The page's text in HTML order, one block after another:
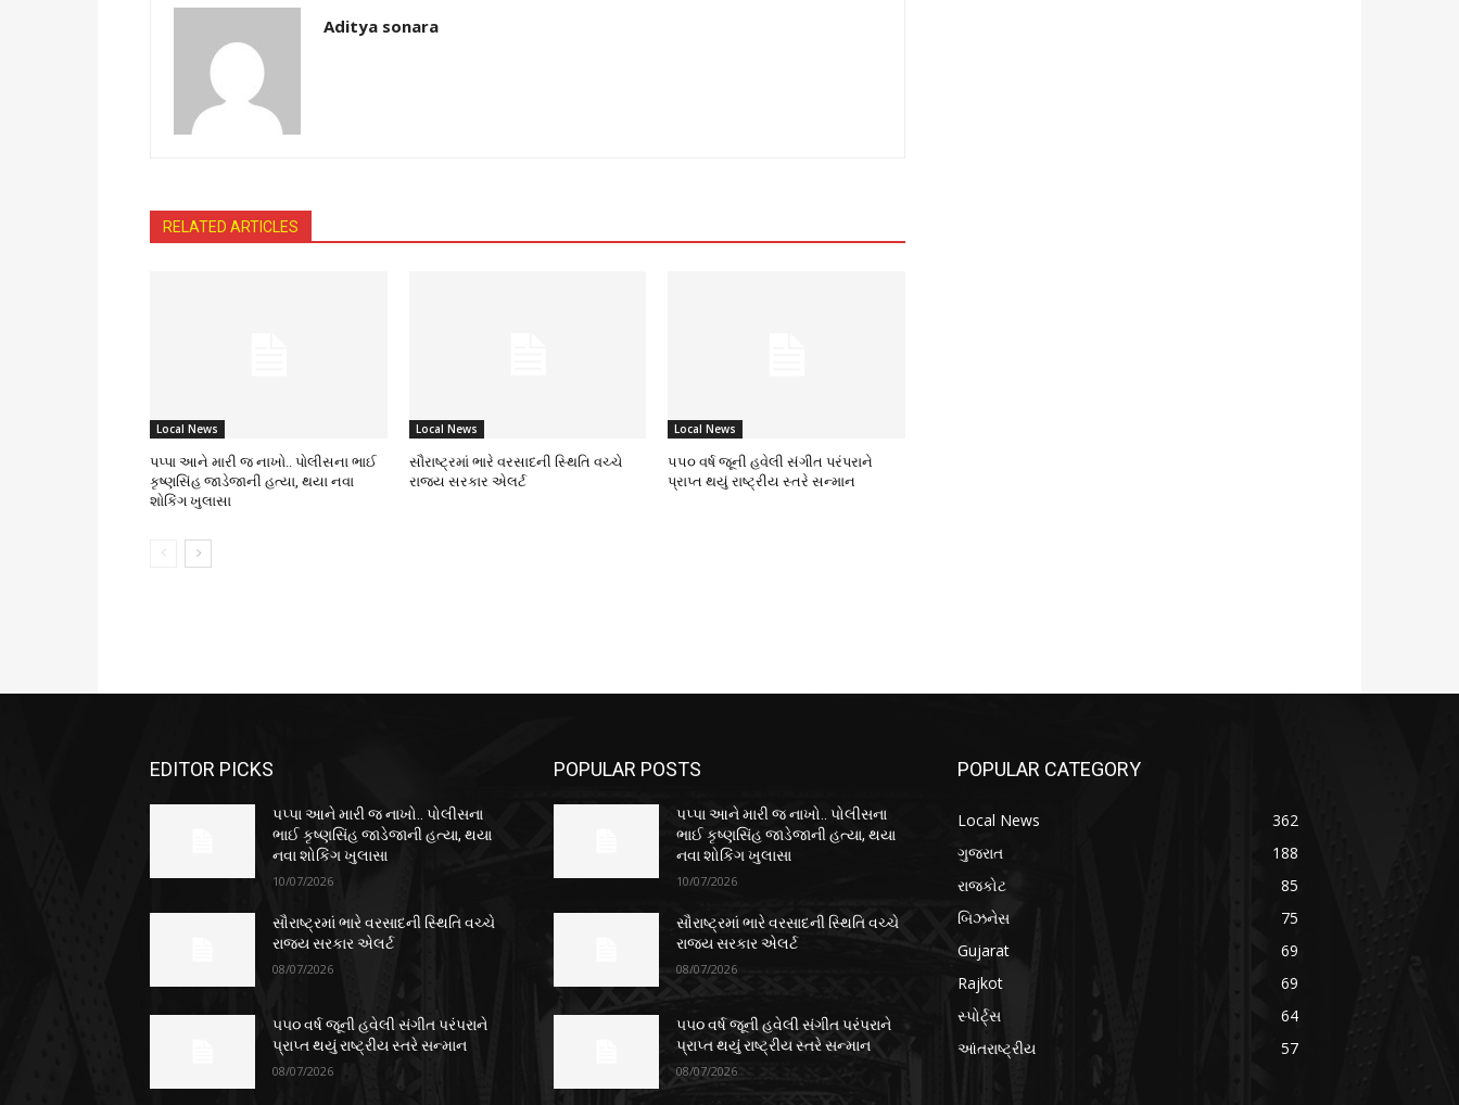
Aditya sonara
RELATED ARTICLES
Local News
પપ્પા આને મારી જ નાખો.. પોલીસના ભાઈ
કૃષ્ણસિંહ જાડેજાની હત્યા, થયા નવા
શોકિંગ ખુલાસા
Local News
સૌરાષ્ટ્રમાં ભારે વરસાદની સ્થિતિ વચ્ચે
રાજ્ય સરકાર એલર્ટ
Local News
૫૫૦ વર્ષ જૂની હવેલી સંગીત પરંપરાને
પ્રાપ્ત થયું રાષ્ટ્રીય સ્તરે સન્માન
EDITOR PICKS
પપ્પા આને મારી જ નાખો.. પોલીસના
ભાઈ કૃષ્ણસિંહ જાડેજાની હત્યા, થયા
નવા શોકિંગ ખુલાસા
10/07/2026
સૌરાષ્ટ્રમાં ભારે વરસાદની સ્થિતિ વચ્ચે
રાજ્ય સરકાર એલર્ટ
08/07/2026
૫૫૦ વર્ષ જૂની હવેલી સંગીત પરંપરાને
પ્રાપ્ત થયું રાષ્ટ્રીય સ્તરે સન્માન
08/07/2026
POPULAR POSTS
પપ્પા આને મારી જ નાખો.. પોલીસના
ભાઈ કૃષ્ણસિંહ જાડેજાની હત્યા, થયા
નવા શોકિંગ ખુલાસા
10/07/2026
સૌરાષ્ટ્રમાં ભારે વરસાદની સ્થિતિ વચ્ચે
રાજ્ય સરકાર એલર્ટ
08/07/2026
૫૫૦ વર્ષ જૂની હવેલી સંગીત પરંપરાને
પ્રાપ્ત થયું રાષ્ટ્રીય સ્તરે સન્માન
08/07/2026
POPULAR CATEGORY
Local News
362
ગુજરાત
188
રાજકોટ
85
બિઝનેસ
75
Gujarat
69
Rajkot
69
સ્પોર્ટ્સ
64
આંતરાષ્ટ્રીય
57